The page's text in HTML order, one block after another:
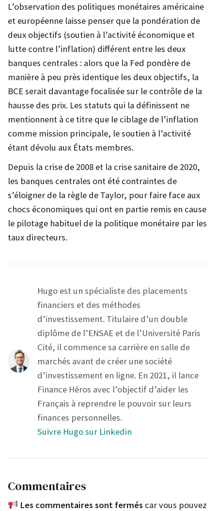
L’observation des politiques monétaires américaine
et européenne laisse penser que la pondération de
deux objectifs (soutien à l’activité économique et
lutte contre l’inflation) différent entre les deux
banques centrales : alors que la Fed pondère de
manière à peu près identique les deux objectifs, la
BCE serait davantage focalisée sur le contrôle de la
hausse des prix. Les statuts qui la définissent ne
mentionnent à ce titre que le ciblage de l’inflation
comme mission principale, le soutien à l’activité
étant dévolu aux États membres.
Depuis la crise de 2008 et la crise sanitaire de 2020,
les banques centrales ont été contraintes de
s’éloigner de la règle de Taylor, pour faire face aux
chocs économiques qui ont en partie remis en cause
le pilotage habituel de la politique monétaire par les
taux directeurs.
Hugo est un spécialiste des placements
financiers et des méthodes
d’investissement. Titulaire d’un double
diplôme de l’ENSAE et de l’Université Paris
Cité, il commence sa carrière en salle de
marchés avant de créer une société
d’investissement en ligne. En 2021, il lance
Finance Héros avec l’objectif d’aider les
Français à reprendre le pouvoir sur leurs
finances personnelles.
Suivre Hugo sur Linkedin
Commentaires
Les commentaires sont fermés car vous pouvez